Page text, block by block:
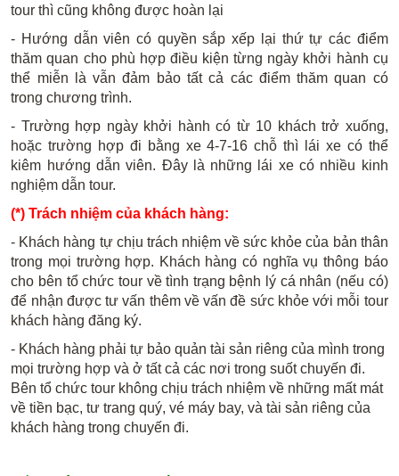
tour thì cũng không được hoàn lại
- Hướng dẫn viên có quyền sắp xếp lại thứ tự các điểm
thăm quan cho phù hợp điều kiện từng ngày khởi hành cụ
thể miễn là vẫn đảm bảo tất cả các điểm thăm quan có
trong chương trình.
- Trường hợp ngày khởi hành có từ 10 khách trở xuống,
hoặc trường hợp đi bằng xe 4-7-16 chỗ thì lái xe có thể
kiêm hướng dẫn viên. Đây là những lái xe có nhiều kinh
nghiệm dẫn tour.
(*) Trách nhiệm của khách hàng:
- Khách hàng tự chịu trách nhiệm về sức khỏe của bản thân
trong mọi trường hợp. Khách hàng có nghĩa vụ thông báo
cho bên tổ chức tour về tình trạng bệnh lý cá nhân (nếu có)
để nhận được tư vấn thêm về vấn đề sức khỏe với mỗi tour
khách hàng đăng ký.
- Khách hàng phải tự bảo quản tài sản riêng của mình trong
mọi trường hợp và ở tất cả các nơi trong suốt chuyến đi.
Bên tổ chức tour không chịu trách nhiệm về những mất mát
về tiền bạc, tư trang quý, vé máy bay, và tài sản riêng của
khách hàng trong chuyến đi.